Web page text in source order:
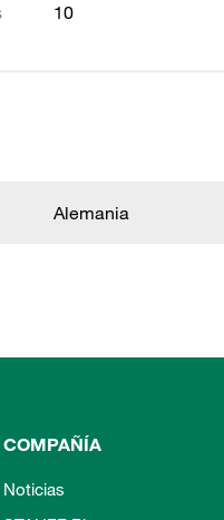
10
Alemania
COMPAÑÍA
Noticias